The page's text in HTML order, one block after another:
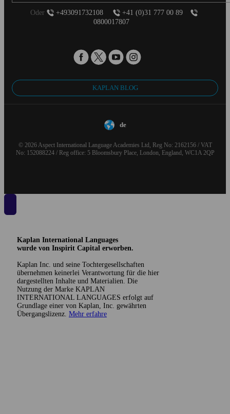
Oder +493091732108
+41 (0)31 777 00 89
0800017807
KAPLAN BLOG
de
© 2026 Aspect International Language Academies Ltd, Reg No: 2162156 / VAT
No: 152088224 / Reg office: 5 Bloomsbury Place, London, England, WC1A 2QP
Kaplan International Languages
wurde von Inspirit Capital erworben.
Kaplan Inc. und seine Tochtergesellschaften
übernehmen keinerlei Verantwortung für die hier
dargestellten Inhalte und Materialien. Die
Nutzung der Marke KAPLAN
INTERNATIONAL LANGUAGES erfolgt auf
Grundlage einer von Kaplan, Inc. gewährten
Übergangslizenz. Mehr erfahre